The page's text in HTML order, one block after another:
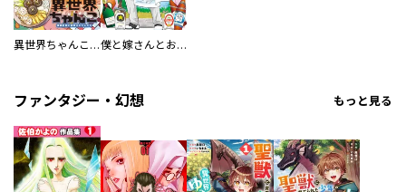
異世界ちゃんこ～横綱目前に召喚されたんだが～ 【連載版】 僕と嫁さんとお酒の関係
ファンタジー・幻想 もっと見る